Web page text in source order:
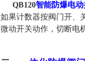
QB120智能防爆电
如果计数器按阀门开、
微动开关动作，切断电